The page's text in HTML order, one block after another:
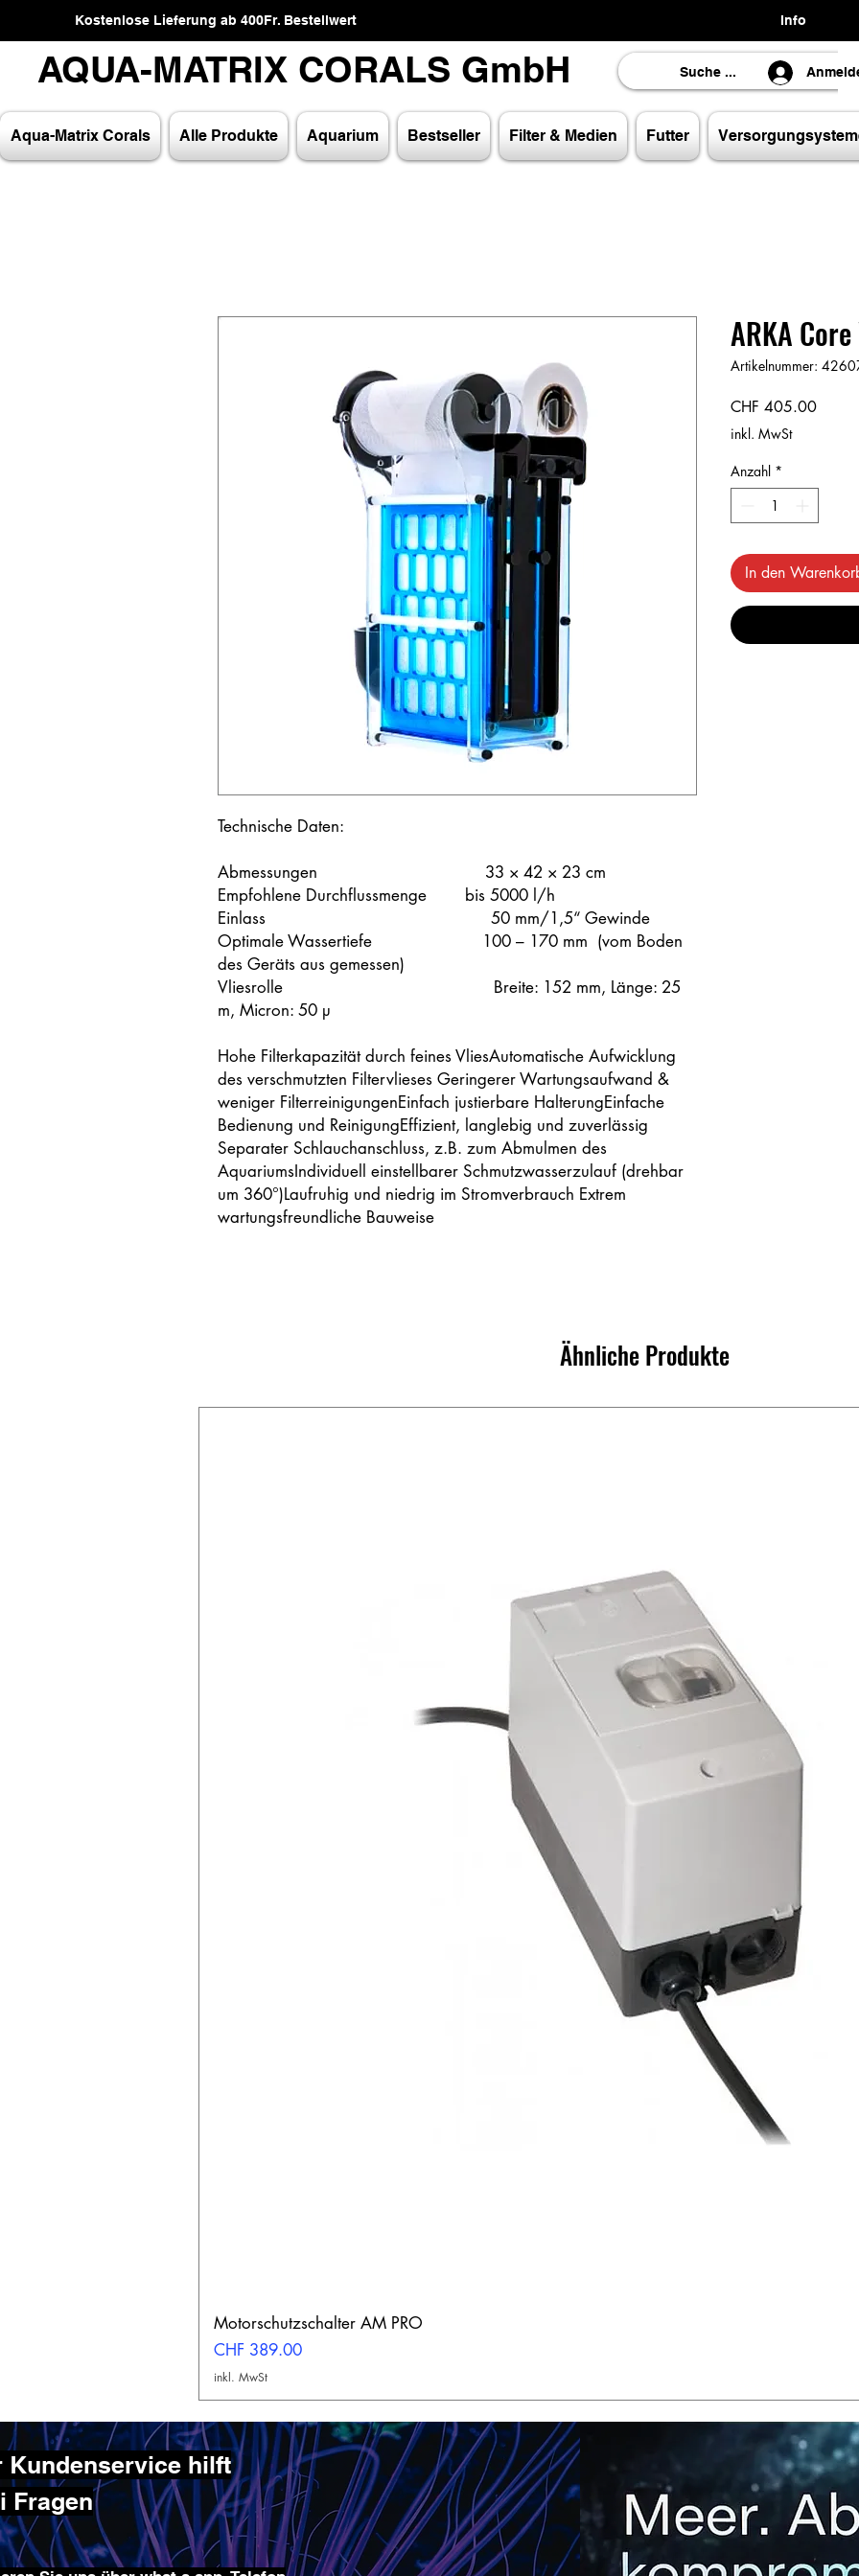
Kostenlose Lieferung ab 400Fr. Bestellwert Info
AQUA-MATRIX CORALS GmbH
AQUA-MATRIX CORALS GmbH
Aqua-Matrix Corals Alle Produkte Aquarium Bestseller Filter & Medien Futter
Technische Daten:
Abmessungen 33 × 42 × 23 cm
Empfohlene Durchflussmenge bis 5000 l/h
Einlass 50 mm/1,5“ Gewinde
Optimale Wassertiefe 100 – 170 mm (vom Boden
des Geräts aus gemessen)
Vliesrolle Breite: 152 mm, Länge: 25
m, Micron: 50 µ
Hohe Filterkapazität durch feines VliesAutomatische Aufwicklung
des verschmutzten Filtervlieses Geringerer Wartungsaufwand &
weniger FilterreinigungenEinfach justierbare HalterungEinfache
Bedienung und ReinigungEffizient, langlebig und zuverlässig
Separater Schlauchanschluss, z.B. zum Abmulmen des
AquariumsIndividuell einstellbarer Schmutzwasserzulauf (drehbar
um 360°)Laufruhig und niedrig im Stromverbrauch Extrem
wartungsfreundliche Bauweise
ARKA
Artikelnummer:
CHF 405.00Preis
inkl. MwSt
Anzahl *
In den
Ähnliche Produkte
Motorschutzschalter AM PRO
Preis
CHF 389.00
inkl. MwSt
Kundenservice hilft
Fragen